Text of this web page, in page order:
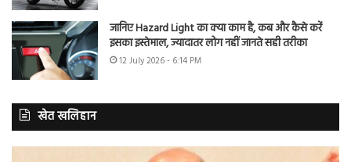
जानिए Hazard Light का क्या काम है, कब और कैसे करें
इसका इस्तेमाल, ज्यादातर लोग नहीं जानते सही तरीका
12 July 2026 - 6:14 PM
खेत खलिहान